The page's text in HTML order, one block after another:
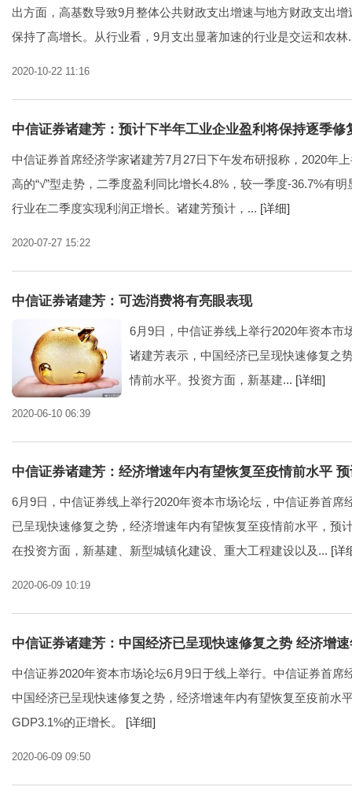
出方面，高基数导致9月整体公共财政支出增速与地方财政支出
保持了高增长。从行业看，9月支出显著加速的行业是交运和农林
2020-10-22 11:16
中信证券诸建芳：预计下半年工业企业盈利将保持逐季修
中信证券首席经济学家诸建芳7月27日下午发布研报称，2020年
高的“√”型走势，二季度盈利同比增长4.8%，较一季度-36.7%有
行业在二季度实现利润正增长。诸建芳预计，... [详细]
2020-07-27 15:22
中信证券诸建芳：可选消费将有亮眼表现
6月9日，中信证券线上举行2020年资本市
诸建芳表示，中国经济已呈现快速修复之
情前水平。投资方面，新基建... [详细]
2020-06-10 06:39
中信证券诸建芳：经济增速年内有望恢复至疫情前水平
6月9日，中信证券线上举行2020年资本市场论坛，中信证券首席
已呈现快速修复之势，经济增速年内有望恢复至疫情前水平，预
在投资方面，新基建、新型城镇化建设、重大工程建设以及... [详
2020-06-09 10:19
中信证券诸建芳：中国经济已呈现快速修复之势 经济增
中信证券2020年资本市场论坛6月9日于线上举行。中信证券首席
中国经济已呈现快速修复之势，经济增速年内有望恢复至疫前水
GDP3.1%的正增长。
[详细]
2020-06-09 09:50